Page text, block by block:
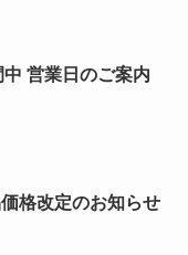
営業日のご案内
格改定のお知らせ